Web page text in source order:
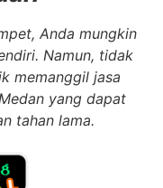
Anda mungkin
Namun, tidak
memanggil jasa
yang dapat
tahan lama.